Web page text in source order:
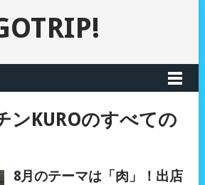
ンKUROのすべての
8月のテーマは「肉」！出店